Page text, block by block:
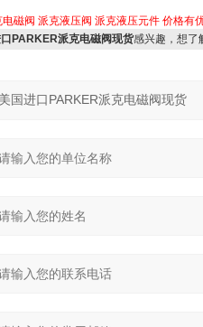
电磁阀 派克液压阀 派克液压元件 价格有
PARKER派克电磁阀现货感兴趣，想了